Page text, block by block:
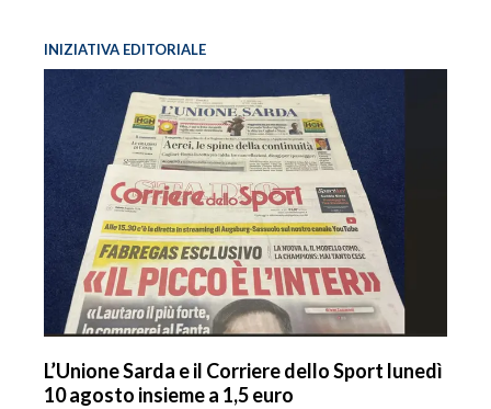
INIZIATIVA EDITORIALE
L’Unione Sarda e il Corriere dello Sport lunedì
10 agosto insieme a 1,5 euro